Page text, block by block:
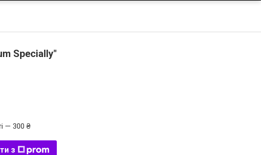
Specially"
— 300 ₴
з